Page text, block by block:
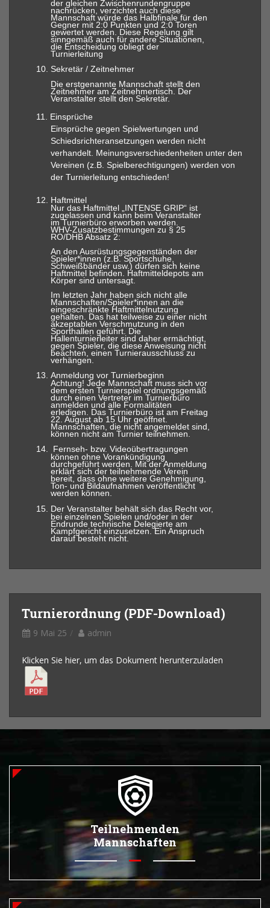
der gleichen Zwischenrundengruppe
nachrücken, verzichtet auch diese
Mannschaft würde das Halbfinale für den
Gegner mit 2:0 Punkten und 2:0 Toren
gewertet werden. Diese Regelung gilt
sinngemäß auch für andere Situationen,
die Entscheidung obliegt der
Turnierleitung
10. Sekretär / Zeitnehmer
Die erstgenannte Mannschaft stellt den
Zeitnehmer am Zeitnehmertisch. Der
Veranstalter stellt den Sekretär.
11. Einsprüche
Einsprüche gegen Spielwertungen und
Schiedsrichteransetzungen werden nicht
verhandelt. Meinungsverschiedenheiten unter den
Vereinen (z.B. Spielberechtigungen) werden von
der Turnierleitung entschieden!
12.
Haftmittel
Nur das Haftmittel „INTENSE GRIP“ ist
zugelassen und kann beim Veranstalter
im Turnierbüro erworben werden.
WHV-Zusatzbestimmungen zu § 25
RO/DHB Absatz 2:
An den Ausrüstungsgegenständen der
Spieler*innen (z.B. Sportschuhe,
Schweißbänder usw.) dürfen sich keine
Haftmittel befinden. Haftmitteldepots am
Körper sind untersagt.
Im letzten Jahr haben sich nicht alle
Mannschaften/Spieler*innen an die
eingeschränkte Haftmittelnutzung
gehalten. Das hat teilweise zu einer nicht
akzeptablen Verschmutzung in den
Sporthallen geführt. Die
Hallenturnierleiter sind daher ermächtigt,
gegen Spieler, die diese Anweisung nicht
beachten, einen Turnierausschluss zu
verhängen.
13. Anmeldung vor Turnierbeginn
Achtung! Jede Mannschaft muss sich vor
dem ersten Turnierspiel ordnungsgemäß
durch einen Vertreter im Turnierbüro
anmelden und alle Formalitäten
erledigen. Das Turnierbüro ist am Freitag
22. August ab 15 Uhr geöffnet.
Mannschaften, die nicht angemeldet sind,
können nicht am Turnier teilnehmen.
14.
Fernseh- bzw. Videoübertragungen
können ohne Vorankündigung
durchgeführt werden. Mit der Anmeldung
erklärt sich der teilnehmende Verein
bereit, dass ohne weitere Genehmigung,
Ton- und Bildaufnahmen veröffentlicht
werden können.
15. Der Veranstalter behält sich das Recht vor,
bei einzelnen Spielen und/oder in der
Endrunde technische Delegierte am
Kampfgericht einzusetzen. Ein Anspruch
darauf besteht nicht.
Turnierordnung (PDF-Download)
9 Mai 25 admin
Klicken Sie hier, um das Dokument herunterzuladen
Teilnehmenden
Mannschaften